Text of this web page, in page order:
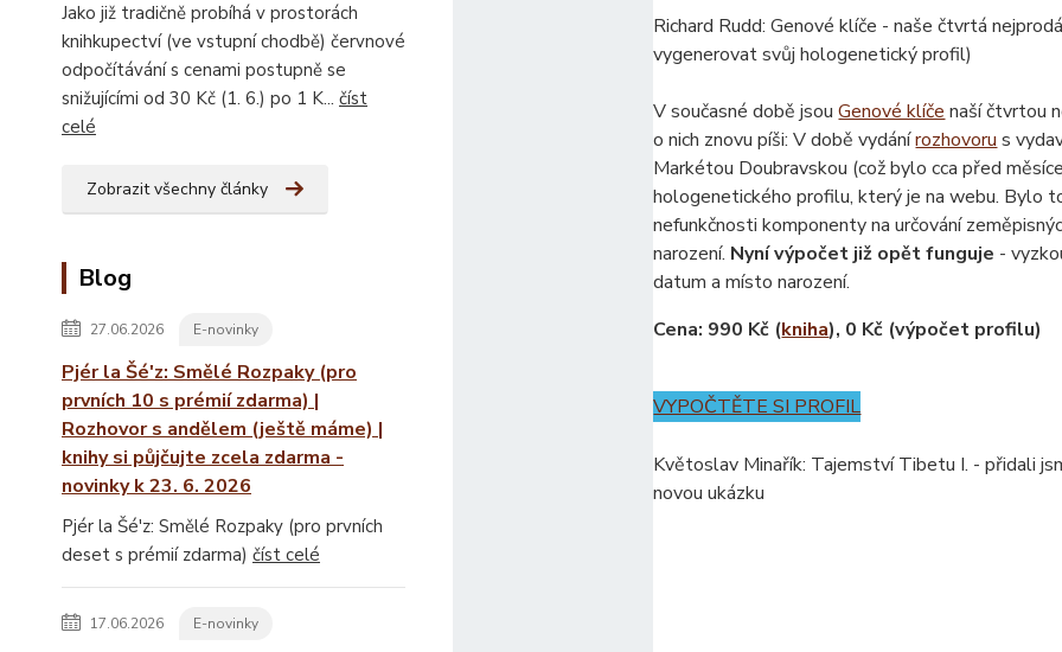
Jako již tradičně probíhá v prostorách
knihkupectví (ve vstupní chodbě) červnové
odpočítávání s cenami postupně se
snižujícími od 30 Kč (1. 6.) po 1 K... číst
celé
Zobrazit všechny články
Blog
27.06.2026 E-novinky
Pjér la Šé'z: Smělé Rozpaky (pro
prvních 10 s prémií zdarma) |
Rozhovor s andělem (ještě máme) |
knihy si půjčujte zcela zdarma -
novinky k 23. 6. 2026
Pjér la Šé'z: Smělé Rozpaky (pro prvních
deset s prémií zdarma) číst celé
17.06.2026 E-novinky
Richard Rudd: Genové klíče - naše čtvrtá
vygenerovat svůj hologenetický profil)
V současné době jsouGenové klíče naší čtvrtou
o nich znovu píši: V době vydánírozhovoru s
Markétou Doubravskou (což bylo cca před
hologenetického profilu, který je na webu. Bylo
nefunkčnosti komponenty na určování
narození. Nyní výpočet již opět funguje -
datum a místo narození.
Cena: 990 Kč (kniha), 0 Kč (výpočet profilu)
VYPOČTĚTE SI PROFIL
Květoslav Minařík: Tajemství Tibetu I. - přidali
novou ukázku